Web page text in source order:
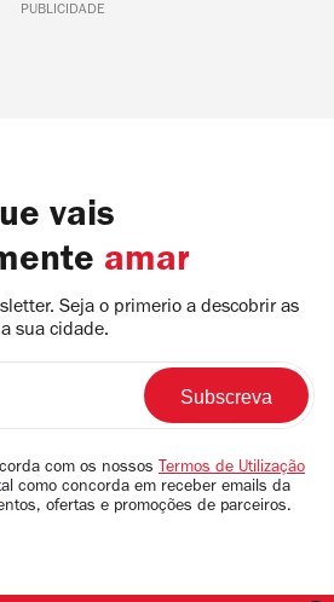
PUBLICIDADE
vais
amar
Seja o primerio a descobrir as
sua cidade.
com os nossos Termos de Utilização
como concorda em receber emails da
ofertas e promoções de parceiros.